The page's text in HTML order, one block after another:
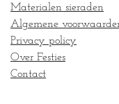
Materialen sieraden
Algemene
Privacy policy
Over Festies
Contact